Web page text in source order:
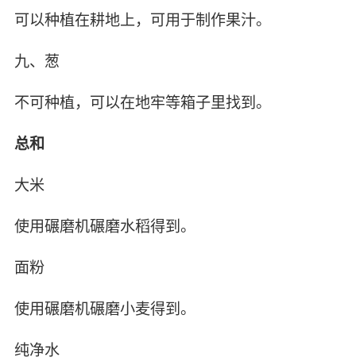
可以种植在耕地上，可用于制作果汁。
九、葱
不可种植，可以在地牢等箱子里找到。
总和
大米
使用碾磨机碾磨水稻得到。
面粉
使用碾磨机碾磨小麦得到。
纯净水